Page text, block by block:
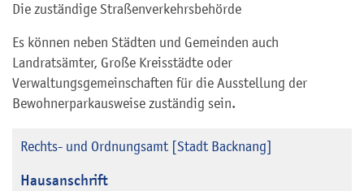
Die zuständige Straßenverkehrsbehörde
Es können neben Städten und Gemeinden auch
Landratsämter, Große Kreisstädte oder
Verwaltungsgemeinschaften für die Ausstellung der
Bewohnerparkausweise zuständig sein.
Rechts- und Ordnungsamt [Stadt Backnang]
Hausanschrift